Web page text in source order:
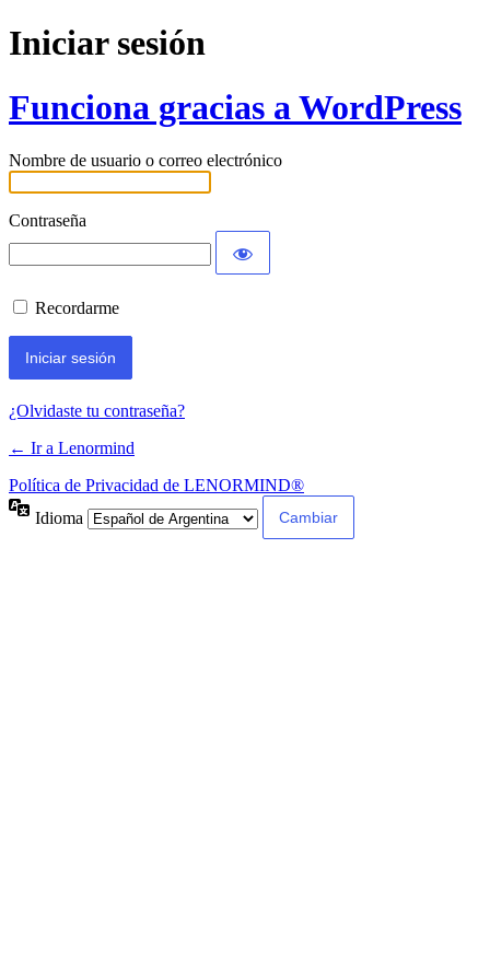
Iniciar sesión
Funciona gracias a WordPress
Nombre de usuario o correo electrónico
Contraseña
Recordarme
¿Olvidaste tu contraseña?
← Ir a Lenormind
Política de Privacidad de LENORMIND®
Idioma